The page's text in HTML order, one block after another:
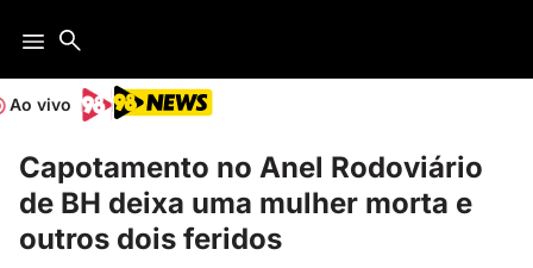
Ao vivo
Capotamento no Anel Rodoviário
de BH deixa uma mulher morta e
outros dois feridos